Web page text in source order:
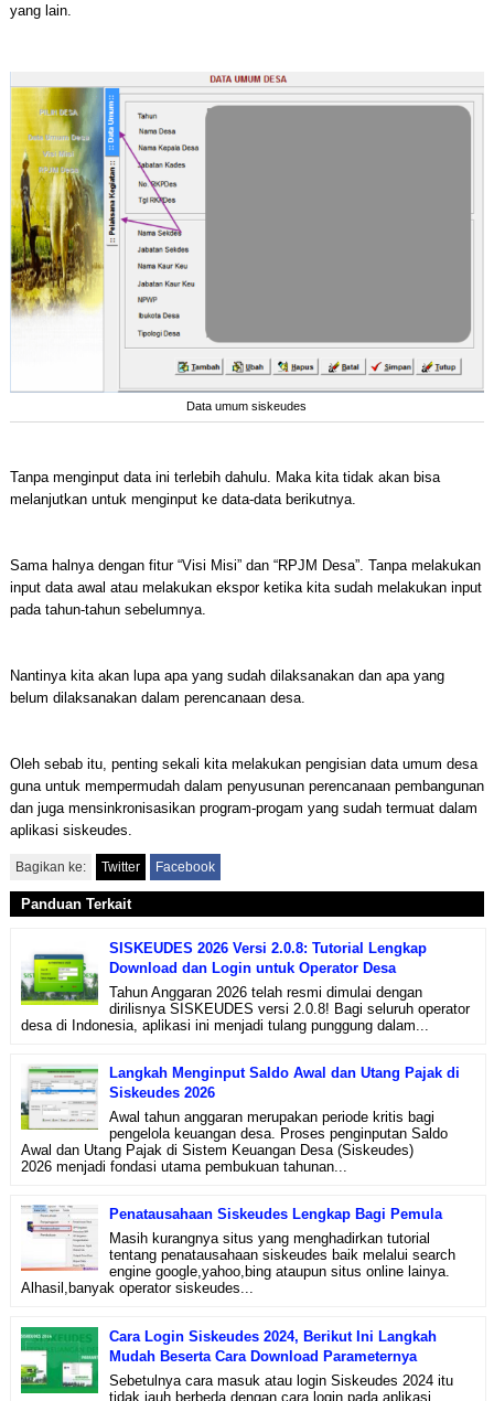
yang lain.
Data umum siskeudes
Tanpa menginput data ini terlebih dahulu. Maka kita tidak akan bisa
melanjutkan untuk menginput ke data-data berikutnya.
Sama halnya dengan fitur “Visi Misi” dan “RPJM Desa”. Tanpa melakukan
input data awal atau melakukan ekspor ketika kita sudah melakukan input
pada tahun-tahun sebelumnya.
Nantinya kita akan lupa apa yang sudah dilaksanakan dan apa yang
belum dilaksanakan dalam perencanaan desa.
Oleh sebab itu, penting sekali kita melakukan pengisian data umum desa
guna untuk mempermudah dalam penyusunan perencanaan pembangunan
dan juga mensinkronisasikan program-progam yang sudah termuat dalam
aplikasi siskeudes.
Bagikan ke: Twitter Facebook
Panduan Terkait
SISKEUDES 2026 Versi 2.0.8: Tutorial Lengkap
Download dan Login untuk Operator Desa
Tahun Anggaran 2026 telah resmi dimulai dengan
dirilisnya SISKEUDES versi 2.0.8! Bagi seluruh operator
desa di Indonesia, aplikasi ini menjadi tulang punggung dalam...
Langkah Menginput Saldo Awal dan Utang Pajak di
Siskeudes 2026
Awal tahun anggaran merupakan periode kritis bagi
pengelola keuangan desa. Proses penginputan Saldo
Awal dan Utang Pajak di Sistem Keuangan Desa (Siskeudes)
2026 menjadi fondasi utama pembukuan tahunan...
Penatausahaan Siskeudes Lengkap Bagi Pemula
Masih kurangnya situs yang menghadirkan tutorial
tentang penatausahaan siskeudes baik melalui search
engine google,yahoo,bing ataupun situs online lainya.
Alhasil,banyak operator siskeudes...
Cara Login Siskeudes 2024, Berikut Ini Langkah
Mudah Beserta Cara Download Parameternya
Sebetulnya cara masuk atau login Siskeudes 2024 itu
tidak jauh berbeda dengan cara login pada aplikasi